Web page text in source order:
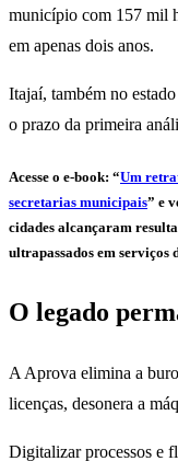
município com 157 mil
em apenas dois anos.
Itajaí, também no
o prazo da primeira
Acesse o e-book: “Um
secretarias municipais” e
cidades alcançaram
ultrapassados em serviços
O legado
A Aprova elimina a
licenças, desonera a
Digitalizar processos e